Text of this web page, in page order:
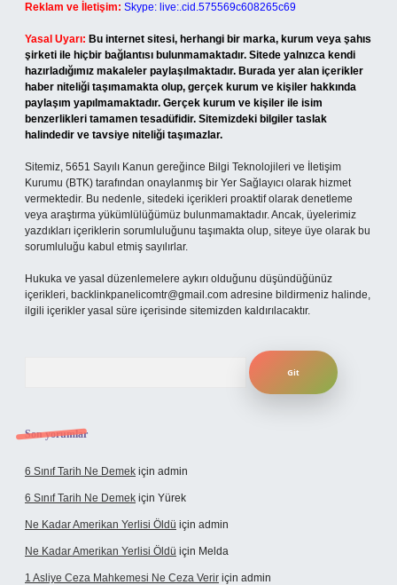
Reklam ve İletişim: Skype: live:.cid.575569c608265c69
Yasal Uyarı: Bu internet sitesi, herhangi bir marka, kurum veya şahıs
şirketi ile hiçbir bağlantısı bulunmamaktadır. Sitede yalnızca kendi
hazırladığımız makaleler paylaşılmaktadır. Burada yer alan içerikler
haber niteliği taşımamakta olup, gerçek kurum ve kişiler hakkında
paylaşım yapılmamaktadır. Gerçek kurum ve kişiler ile isim
benzerlikleri tamamen tesadüfidir. Sitemizdeki bilgiler taslak
halindedir ve tavsiye niteliği taşımazlar.
Sitemiz, 5651 Sayılı Kanun gereğince Bilgi Teknolojileri ve İletişim
Kurumu (BTK) tarafından onaylanmış bir Yer Sağlayıcı olarak hizmet
vermektedir. Bu nedenle, sitedeki içerikleri proaktif olarak denetleme
veya araştırma yükümlülüğümüz bulunmamaktadır. Ancak, üyelerimiz
yazdıkları içeriklerin sorumluluğunu taşımakta olup, siteye üye olarak bu
sorumluluğu kabul etmiş sayılırlar.
Hukuka ve yasal düzenlemelere aykırı olduğunu düşündüğünüz
içerikleri, backlinkpanelicomtr@gmail.com adresine bildirmeniz halinde,
ilgili içerikler yasal süre içerisinde sitemizden kaldırılacaktır.
Son yorumlar
6 Sınıf Tarih Ne Demek için admin
6 Sınıf Tarih Ne Demek için Yürek
Ne Kadar Amerikan Yerlisi Öldü için admin
Ne Kadar Amerikan Yerlisi Öldü için Melda
1 Asliye Ceza Mahkemesi Ne Ceza Verir için admin